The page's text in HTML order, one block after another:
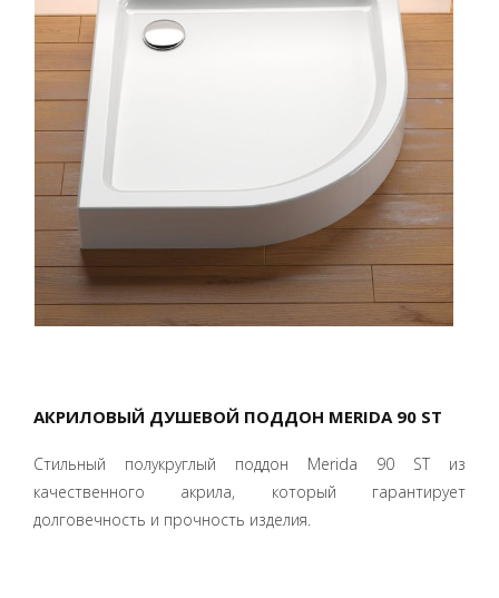
АКРИЛОВЫЙ ДУШЕВОЙ ПОДДОН MERIDA 90 ST
Стильный полукруглый поддон Merida 90 ST из
качественного акрила, который гарантирует
долговечность и прочность изделия.